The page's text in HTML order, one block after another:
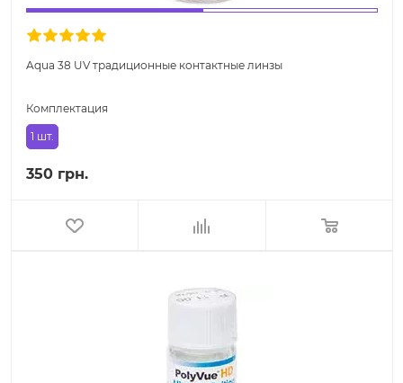
Aqua 38 UV традиционные контактные линзы
Комплектация
1 шт.
350 грн.